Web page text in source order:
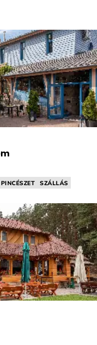
SZÁLLÁS